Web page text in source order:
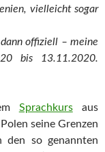
vielleicht sogar
offiziell – meine
bis 13.11.2020.
Sprachkursaus
seine Grenzen
den so genannten